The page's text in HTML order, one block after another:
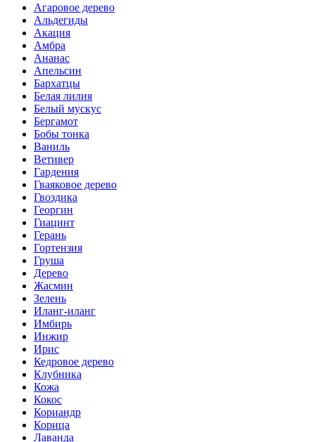
Агаровое дерево
Альдегиды
Акация
Амбра
Ананас
Апельсин
Бархатцы
Белая лилия
Белый мускус
Бергамот
Бобы тонка
Ваниль
Ветивер
Гардения
Гваяковое дерево
Гвоздика
Георгин
Гиацинт
Герань
Гортензия
Груша
Дерево
Жасмин
Зелень
Иланг-иланг
Имбирь
Инжир
Ирис
Кедровое дерево
Клубника
Кожа
Кокос
Кориандр
Корица
Лаванда